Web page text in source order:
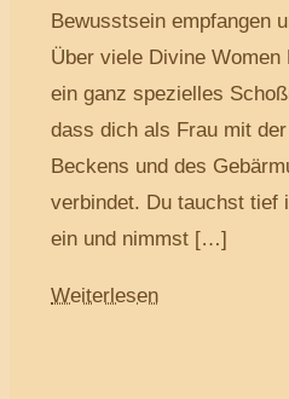
Bewusstsein empfangen
Über viele Divine
ein ganz spezielles
dass dich als Frau mit
Beckens und des
verbindet. Du tauchst tief
ein und nimmst […]
Weiterlesen